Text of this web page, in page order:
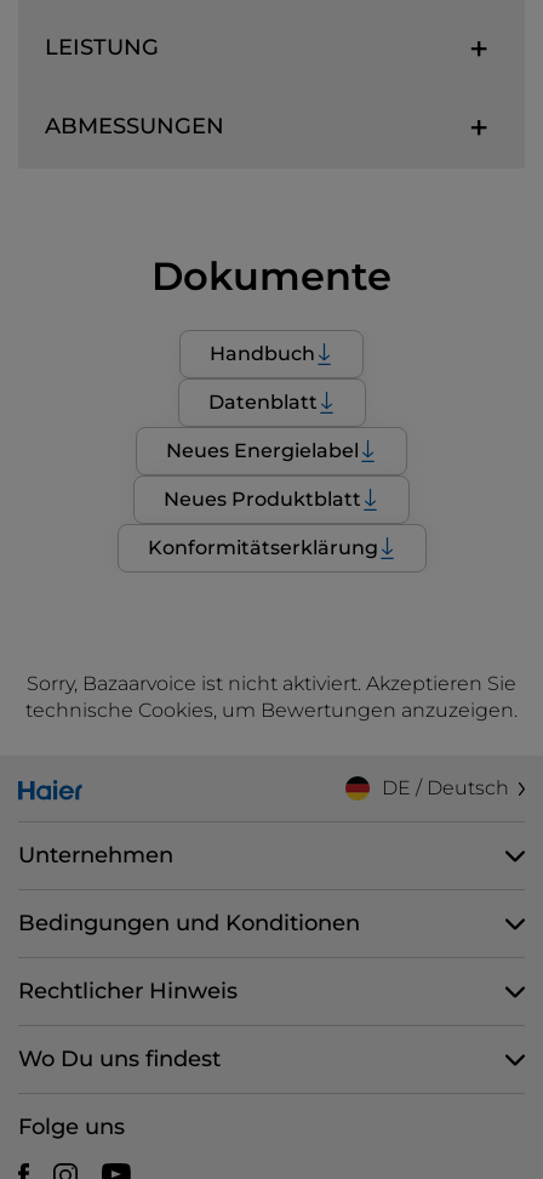
LEISTUNG
ABMESSUNGEN
Dokumente
Handbuch
Datenblatt
Neues Energielabel
Neues Produktblatt
Konformitätserklärung
Sorry, Bazaarvoice ist nicht aktiviert. Akzeptieren Sie
technische Cookies, um Bewertungen anzuzeigen.
DE / Deutsch
Unternehmen
Bedingungen und Konditionen
Rechtlicher Hinweis
Wo Du uns findest
Folge uns